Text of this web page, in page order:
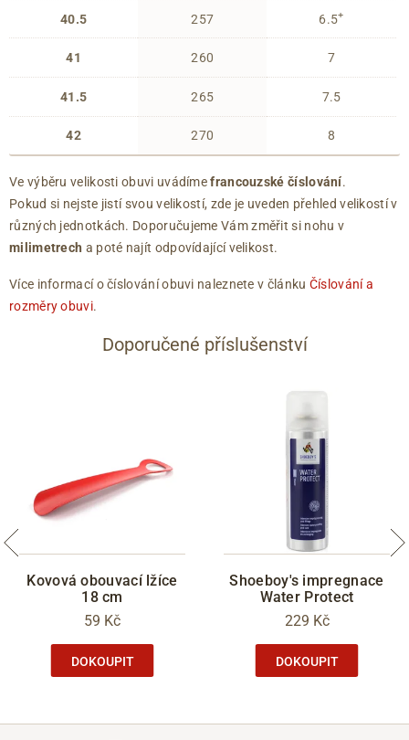
40.5
41
41.5
42
257
260
265
270
6.5+
7
7.5
8
Ve výběru velikosti obuvi uvádímefrancouzské číslování.
Pokud si nejste jistí svou velikostí, zde je uveden přehled velikostí v
různých jednotkách. Doporučujeme Vám změřit si nohu v
milimetrech a poté najít odpovídající velikost.
Více informací o číslování obuvi naleznete v článku Číslování a
rozměry obuvi.
Doporučené příslušenství
Kovová obouvací lžíce
18 cm
59 Kč
DOKOUPIT
Shoeboy's impregnace
Water Protect
229 Kč
DOKOUPIT